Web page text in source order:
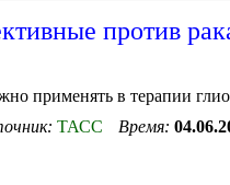
против
применять в терапии
ТАСС Время: